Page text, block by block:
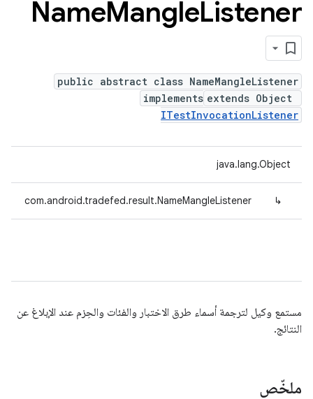
NameMangleListener
public abstract class NameMangleListener
extends Object
implements
ITestInvocationListener
java.lang.Object
↳
com.android.tradefed.result.NameMangleListener
مستمع وكيل لترجمة أسماء طرق الاختبار والفئات والحِزم عند الإبلاغ عن
النتائج.
ملخّص